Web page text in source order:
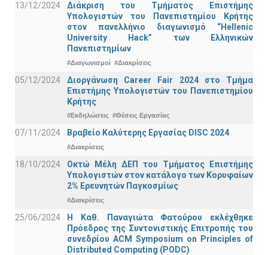
13/12/2024
Διάκριση του Τμήματος Επιστήμης
Υπολογιστών του Πανεπιστημίου Κρήτης
στον πανελλήνιο διαγωνισμό “Hellenic
University Hack” των Ελληνικών
Πανεπιστημίων
#Διαγωνισμοί #Διακρίσεις
05/12/2024
Διοργάνωση Career Fair 2024 στο Τμήμα
Επιστήμης Υπολογιστών του Πανεπιστημίου
Κρήτης
#Εκδηλώσεις #Θέσεις Εργασίας
07/11/2024 Βραβείο Καλύτερης Εργασίας DISC 2024
#Διακρίσεις
18/10/2024
Οκτώ Μέλη ΔΕΠ του Τμήματος Επιστήμης
Υπολογιστών στον κατάλογο των Κορυφαίων
2% Ερευνητών Παγκοσμίως
#Διακρίσεις
25/06/2024
Η Καθ. Παναγιώτα Φατούρου εκλέχθηκε
Πρόεδρος της Συντονιστικής Επιτροπής του
συνεδρίου ACM Symposium on Principles of
Distributed Computing (PODC)